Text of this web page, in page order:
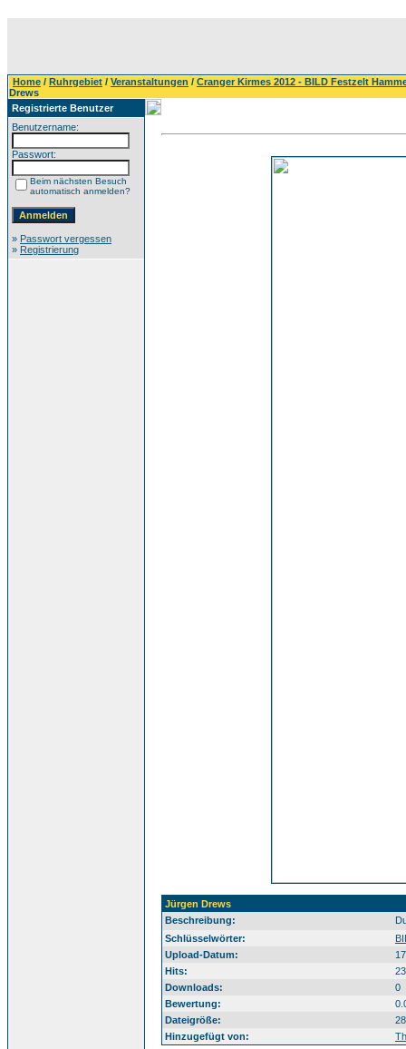
Home / Ruhrgebiet / Veranstaltungen / Cranger Kirmes 2012 - BILD Festzelt
Drews
Registrierte Benutzer
Benutzername:
Passwort:
Beim nächsten Besuch
automatisch anmelden?
» Passwort vergessen
» Registrierung
Jürgen Drews
Beschreibung:
Schlüsselwörter:
Upload-Datum:
Hits:
Downloads:
0
Bewertung:
Dateigröße:
Hinzugefügt von: